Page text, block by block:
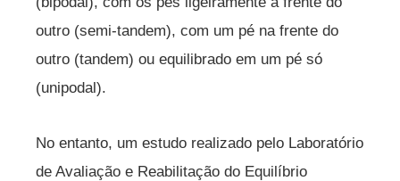
outro (semi-tandem), com um pé na frente do
outro (tandem) ou equilibrado em um pé só
(unipodal).
No entanto, um estudo realizado pelo Laboratório
de Avaliação e Reabilitação do Equilíbrio